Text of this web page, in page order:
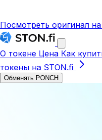
Посмотреть оригинал
О токене Цена Как
токены на STON.fi
Обменять PONCH